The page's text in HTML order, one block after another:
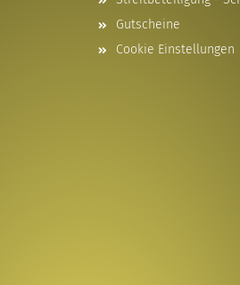
Gutscheine
Cookie Einstellungen